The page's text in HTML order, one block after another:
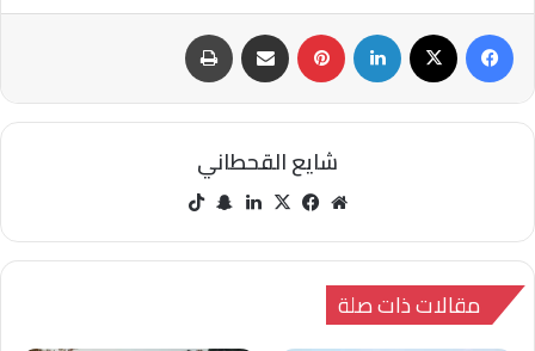
فيسبوك ‫X لينكدإن بينتيريست مشاركة عبر البريد طباعة
شايع القحطاني
مو
الوي
في
وك
‫X لينك سنا
تشا
مقالات ذات صلة